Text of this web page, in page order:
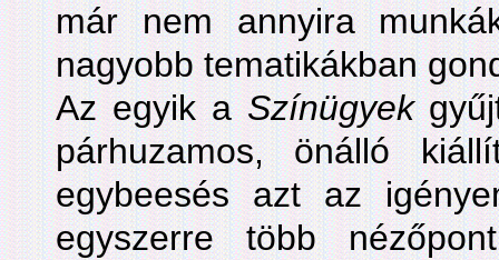
már nem annyira
nagyobb tematikákban
Az egyik aSzínügyek
párhuzamos, önálló
egybeesés azt az
egyszerre több